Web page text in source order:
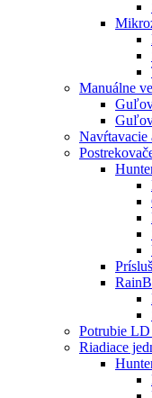
Manuálne
Navŕtavacie
Potrubie LD
Riadiace